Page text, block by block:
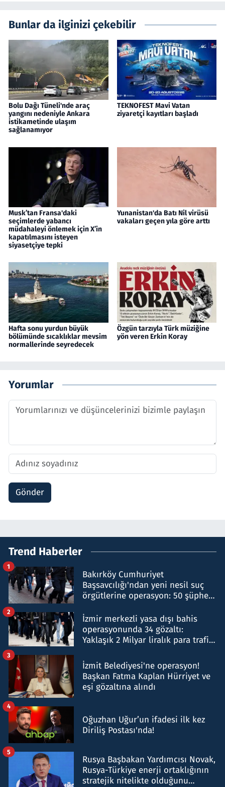
Bunlar da ilginizi çekebilir
Bolu Dağı Tüneli'nde araç
yangını nedeniyle Ankara
istikametinde ulaşım
sağlanamıyor
TEKNOFEST Mavi Vatan
ziyaretçi kayıtları başladı
Musk’tan Fransa'daki
seçimlerde yabancı
müdahaleyi önlemek için X’in
kapatılmasını isteyen
siyasetçiye tepki
Yunanistan'da Batı Nil virüsü
vakaları geçen yıla göre arttı
Hafta sonu yurdun büyük
bölümünde sıcaklıklar mevsim
normallerinde seyredecek
Özgün tarzıyla Türk müziğine
yön veren Erkin Koray
Yorumlar
Gönder
Trend Haberler
Bakırköy Cumhuriyet
Başsavcılığı'ndan yeni nesil suç
örgütlerine operasyon: 50 şüpheli
1
İzmir merkezli yasa dışı bahis
operasyonunda 34 gözaltı:
Yaklaşık 2 Milyar liralık para trafiği
2
İzmit Belediyesi'ne operasyon!
Başkan Fatma Kaplan Hürriyet ve
eşi gözaltına alındı
3
Oğuzhan Uğur’un ifadesi ilk kez
Diriliş Postası'nda!
4
Rusya Başbakan Yardımcısı Novak,
Rusya-Türkiye enerji ortaklığının
stratejik nitelikte olduğunu
5